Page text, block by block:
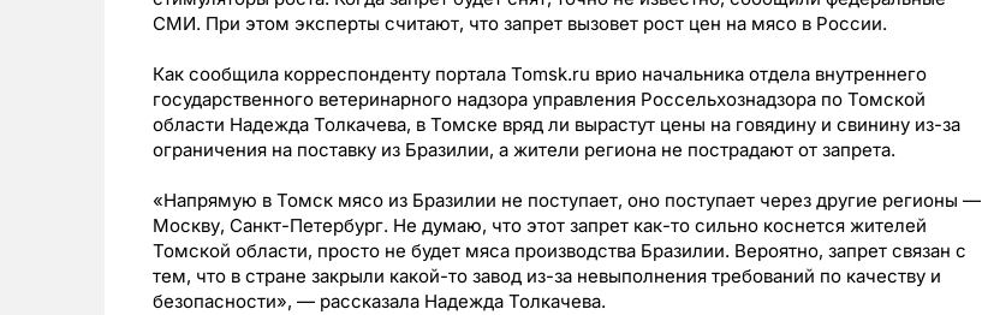
СМИ. При этом эксперты считают, что запрет вызовет рост цен на мясо в России.
Как сообщила корреспонденту портала Tomsk.ru врио начальника отдела внутреннего
государственного ветеринарного надзора управления Россельхознадзора по Томской
области Надежда Толкачева, в Томске вряд ли вырастут цены на говядину и свинину из-за
ограничения на поставку из Бразилии, а жители региона не пострадают от запрета.
«Напрямую в Томск мясо из Бразилии не поступает, оно поступает через другие регионы —
Москву, Санкт-Петербург. Не думаю, что этот запрет как-то сильно коснется жителей
Томской области, просто не будет мяса производства Бразилии. Вероятно, запрет связан с
тем, что в стране закрыли какой-то завод из-за невыполнения требований по качеству и
безопасности», — рассказала Надежда Толкачева.